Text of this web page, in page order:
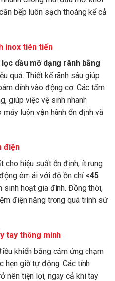
bếp luôn sạch thoáng kể cả
inox tiên tiến
dầu mỡ dạng rãnh bằng
quả. Thiết kế rãnh sâu giúp
dính vào động cơ. Các tấm
giúp việc vệ sinh nhanh
luôn vận hành ổn định và
điện
cho hiệu suất ổn định, ít rung
êm ái với độ ồn chỉ <45
sinh hoạt gia đình. Đồng thời,
điện năng trong quá trình sử
tay thông minh
khiển bằng cảm ứng chạm
hẹn giờ tự động. Các tính
nên tiện lợi, ngay cả khi tay